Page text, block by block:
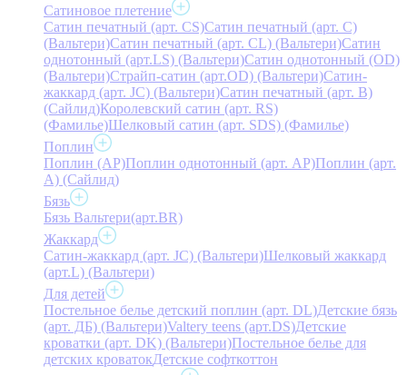
Сатиновое плетение
Сатин печатный (арт. СS)Сатин печатный (арт. С)
(Вальтери)Сатин печатный (арт. СL) (Вальтери)Сатин
однотонный (арт.LS) (Вальтери)Сатин однотонный (OD)
(Вальтери)Страйп-сатин (арт.OD) (Вальтери)Сатин-
жаккард (арт. JC) (Вальтери)Сатин печатный (арт. В)
(Сайлид)Королевский сатин (арт. RS)
(Фамилье)Шелковый сатин (арт. SDS) (Фамилье)
Поплин
Поплин (AP)Поплин однотонный (арт. AP)Поплин (арт.
А) (Сайлид)
Бязь
Бязь Вальтери(арт.BR)
Жаккард
Сатин-жаккард (арт. JC) (Вальтери)Шелковый жаккард
(арт.L) (Вальтери)
Для детей
Постельное белье детский поплин (арт. DL)Детские бязь
(арт. ДБ) (Вальтери)Valtery teens (арт.DS)Детские
кроватки (арт. DK) (Вальтери)Постельное белье для
детских кроватокДетские софткоттон